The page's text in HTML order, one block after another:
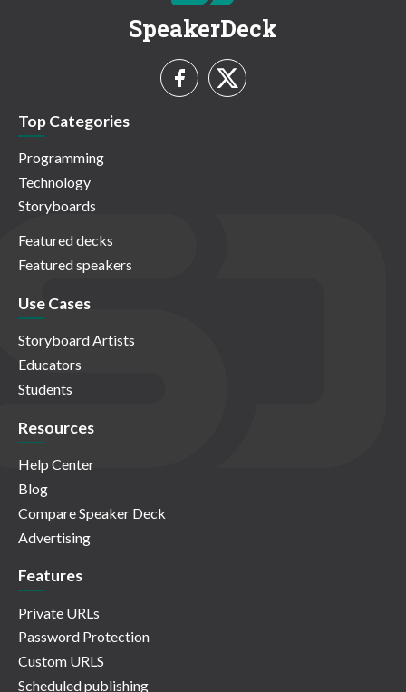
SpeakerDeck
Top Categories
Programming
Technology
Storyboards
Featured decks
Featured speakers
Use Cases
Storyboard Artists
Educators
Students
Resources
Help Center
Blog
Compare Speaker Deck
Advertising
Features
Private URLs
Password Protection
Custom URLS
Scheduled publishing